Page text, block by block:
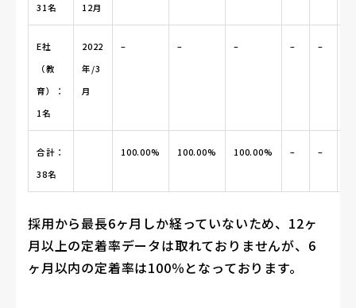
31名
12月
E社
（教
育）：
1名
2022
年/3
月
– – – – –
合計：
38名
100.00% 100.00% 100.00% – –
採用から最長6ヶ月しか経っていないため、12ヶ
月以上の定着率データは取れておりませんが、6
ヶ月以内の定着率は100％となっております。